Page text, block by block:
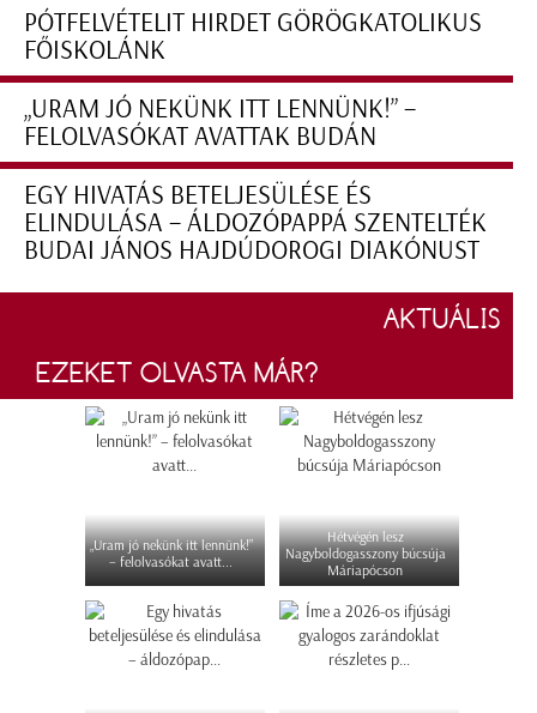
PÓTFELVÉTELIT HIRDET GÖRÖGKATOLIKUS
FŐISKOLÁNK
„URAM JÓ NEKÜNK ITT LENNÜNK!” –
FELOLVASÓKAT AVATTAK BUDÁN
EGY HIVATÁS BETELJESÜLÉSE ÉS
ELINDULÁSA – ÁLDOZÓPAPPÁ SZENTELTÉK
BUDAI JÁNOS HAJDÚDOROGI DIAKÓNUST
AKTUÁLIS
EZEKET OLVASTA MÁR?
„Uram jó nekünk itt lennünk!”
– felolvasókat avatt...
Hétvégén lesz
Nagyboldogasszony búcsúja
Máriapócson